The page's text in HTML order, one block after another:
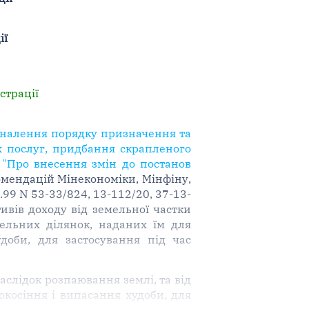
порядку призначення та
придбання скрапленого
внесення змін до постанов
Мінекономіки, Мінфіну,
N 53-33/824, 13-112/20, 37-13-
доходу від земельної частки
ділянок, наданих їм для
для застосування під час
розпаювання землі, та від
і випасання худоби, для